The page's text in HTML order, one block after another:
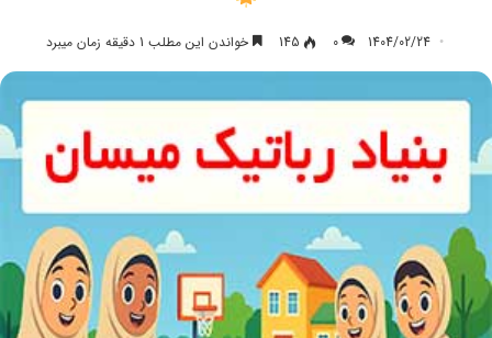
1404/02/24
0
145 خواندن این مطلب 1 دقیقه زمان میبرد